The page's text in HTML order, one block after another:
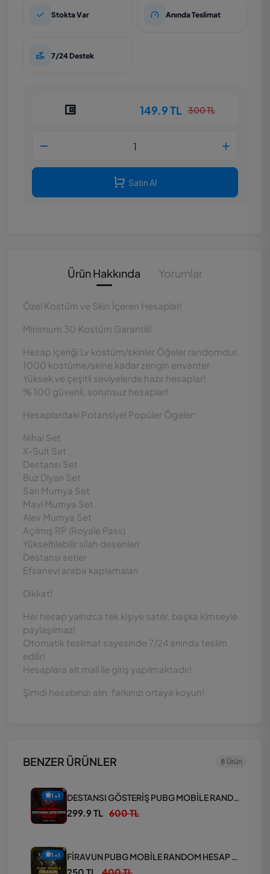
Stokta Var Anında Teslimat
7/24 Destek
149.9 TL 300 TL
Satın Al
Ürün Hakkında Yorumlar
Özel Kostüm ve Skin İçeren Hesaplar!
Minimum 30 Kostüm Garantili!
Hesap içeriği Lv kostüm/skinler Öğeler randomdur.
1000 kostüme/skine kadar zengin envanter.
Yüksek ve çeşitli seviyelerde hazır hesaplar!
% 100 güvenli, sorunsuz hesaplar!
Hesaplardaki Potansiyel Popüler Ögeler:
Nihai Set
X-Suit Set
Destansı Set
Buz Diyarı Set
Sarı Mumya Set
Mavi Mumya Set
Alev Mumya Set
Açılmış RP (Royale Pass)
Yükseltilebilir silah desenleri
Destansı setler
Efsanevi araba kaplamaları
Dikkat!
Her hesap yalnızca tek kişiye satılır, başka kimseyle
paylaşılmaz!
Otomatik teslimat sayesinde 7/24 anında teslim
edilir!
Hesaplara alt mail ile giriş yapılmaktadır!
Şimdi hesabınızı alın, farkınızı ortaya koyun!
BENZER ÜRÜNLER 8 Ürün
1+1 DESTANSI GÖSTERİŞ PUBG MOBİLE RANDOM HESAP PAKETİ
299.9 TL 600 TL
1+1 FİRAVUN PUBG MOBİLE RANDOM HESAP PAKETİ